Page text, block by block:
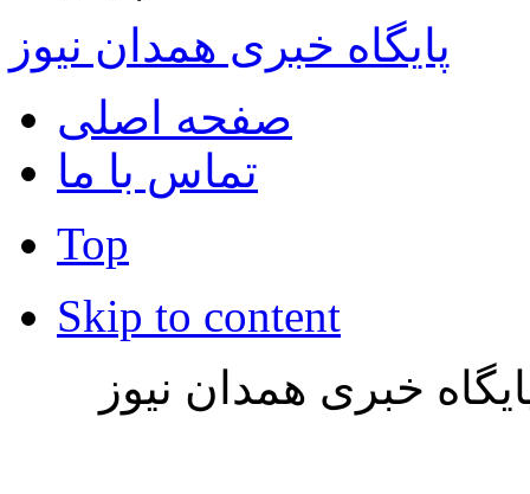
پایگاه خبری همدان نیوز
صفحه اصلی
تماس با ما
Top
Skip to content
خبری همدان نیوز